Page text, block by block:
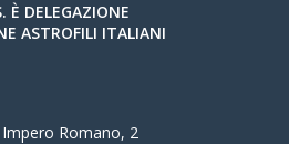
È DELEGAZIONE
ASTROFILI ITALIANI
Impero Romano, 2